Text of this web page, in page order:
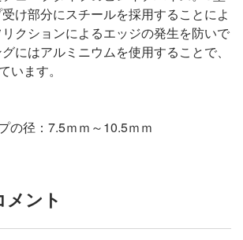
け部分にスチールを採用することによ
クションによるエッジの発生を防いで
にはアルミニウムを使用することで、
います。
の径：7.5ｍｍ～10.5ｍｍ
ント